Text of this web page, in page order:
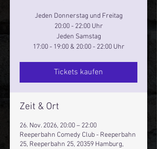
Jeden Donnerstag und Freitag
20:00 - 22:00 Uhr
Jeden Samstag
17:00 - 19:00 & 20:00 - 22:00 Uhr
Tickets kaufen
Zeit & Ort
26. Nov. 2026, 20:00 – 22:00
Reeperbahn Comedy Club - Reeperbahn
25, Reeperbahn 25, 20359 Hamburg,